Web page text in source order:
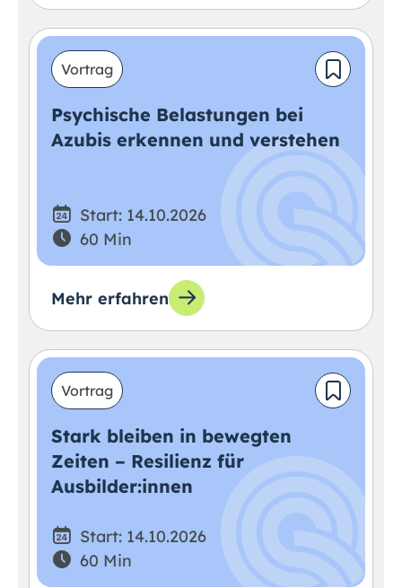
Vortrag
Psychische Belastungen bei
Azubis erkennen und verstehen
Start: 14.10.2026
60 Min
Mehr erfahren
Vortrag
Stark bleiben in bewegten
Zeiten – Resilienz für
Ausbilder:innen
Start: 14.10.2026
60 Min